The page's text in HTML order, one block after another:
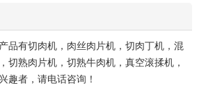
品有切肉机，肉丝肉片机，切肉丁机，混
切熟肉片机，切熟牛肉机，真空滚揉机，
趣者，请电话咨询！